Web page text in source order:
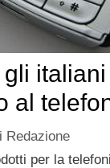
al
Redazione
per la